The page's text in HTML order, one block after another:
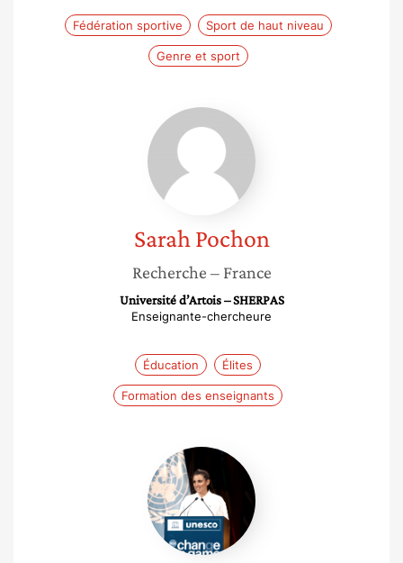
Fédération sportive Sport de haut niveau
Genre et sport
Sarah
Pochon
Sarah Pochon
Recherche – France
Université d’Artois – SHERPAS
Enseignante-chercheure
Éducation Élites
Formation des enseignants
Emma
Oudiou